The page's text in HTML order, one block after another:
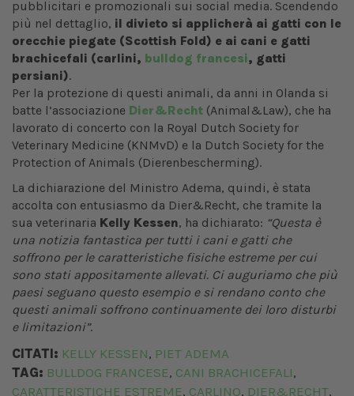
pubblicitari e promozionali sui social media. Scendendo
più nel dettaglio, il divieto si applicherà ai gatti con le
orecchie piegate (Scottish Fold) e ai cani e gatti
brachicefali (carlini, bulldog francesi, gatti
persiani).
Per la protezione di questi animali, da anni in Olanda si
batte l’associazione Dier&Recht (Animal&Law), che ha
lavorato di concerto con la Royal Dutch Society for
Veterinary Medicine (KNMvD) e la Dutch Society for the
Protection of Animals (Dierenbescherming).
La dichiarazione del Ministro Adema, quindi, è stata
accolta con entusiasmo da Dier&Recht, che tramite la
sua veterinaria Kelly Kessen, ha dichiarato: “Questa è
una notizia fantastica per tutti i cani e gatti che
soffrono per le caratteristiche fisiche estreme per cui
sono stati appositamente allevati. Ci auguriamo che più
paesi seguano questo esempio e si rendano conto che
questi animali soffrono continuamente dei loro disturbi
e limitazioni”.
CITATI: KELLY KESSEN, PIET ADEMA
TAG: BULLDOG FRANCESE, CANI BRACHICEFALI,
CARATTERISTICHE ESTREME, CARLINO, DIER&RECHT,